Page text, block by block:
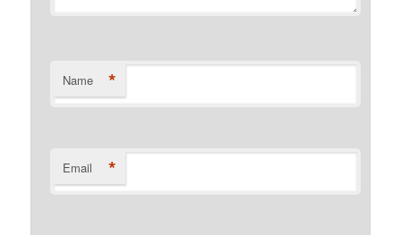
Name *
Email *